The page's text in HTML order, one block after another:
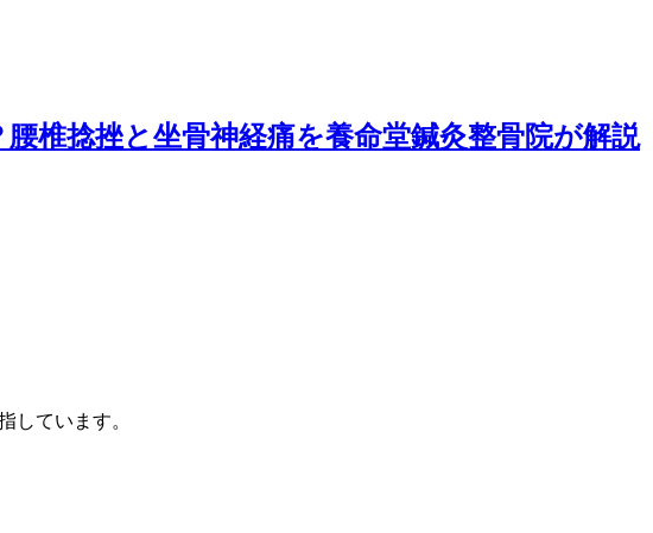
椎捻挫と坐骨神経痛を養命堂鍼灸整骨院が解説
しています。